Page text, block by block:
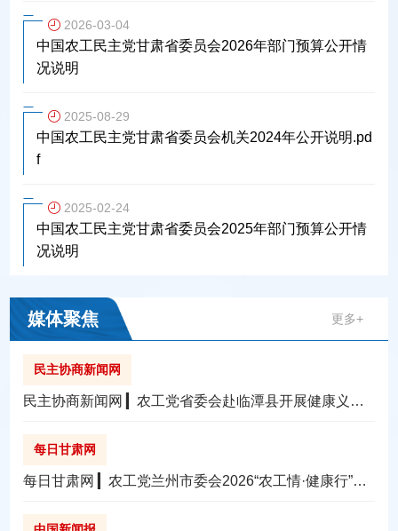
2026-03-04
中国农工民主党甘肃省委员会2026年部门预算公开情
况说明
2025-08-29
中国农工民主党甘肃省委员会机关2024年公开说明.pd
f
2025-02-24
中国农工民主党甘肃省委员会2025年部门预算公开情
况说明
媒体聚焦 更多+
民主协商新闻网
民主协商新闻网 ▎农工党省委会赴临潭县开展健康义诊
每日甘肃网
每日甘肃网 ▎农工党兰州市委会2026“农工情·健康行”第